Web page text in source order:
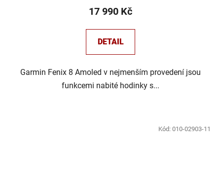
17 990 Kč
DETAIL
Garmin Fenix 8 Amoled v nejmenším provedení jsou
funkcemi nabité hodinky s...
Kód: 010-02903-11